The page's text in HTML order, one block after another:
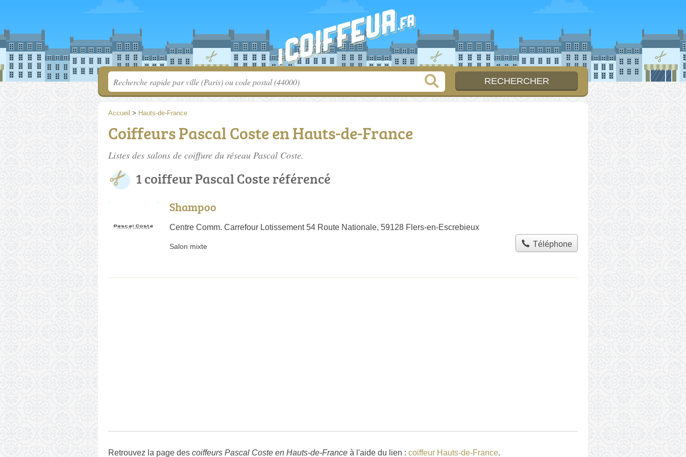
Accueil > Hauts-de-France
Coiffeurs Pascal Coste en Hauts-de-France
Listes des salons de coiffure du réseau Pascal Coste.
1 coiffeur Pascal Coste référencé
Shampoo
Centre Comm. Carrefour Lotissement 54 Route Nationale, 59128 Flers-en-Escrebieux
Salon mixte Téléphone
Retrouvez la page des coiffeurs Pascal Coste en Hauts-de-France à l'aide du lien : coiffeur Hauts-de-France.